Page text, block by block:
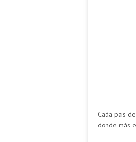
Cada pais
donde más